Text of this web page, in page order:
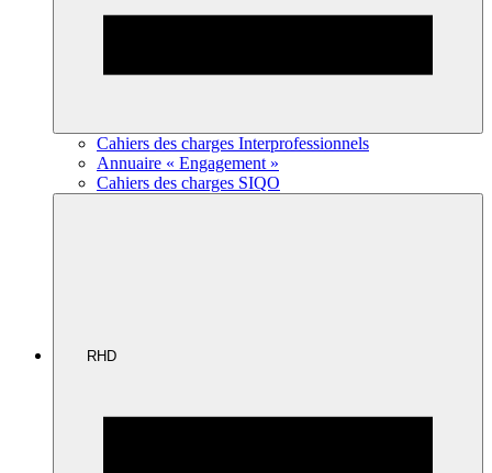
Cahiers des charges Interprofessionnels
Annuaire « Engagement »
Cahiers des charges SIQO
RHD